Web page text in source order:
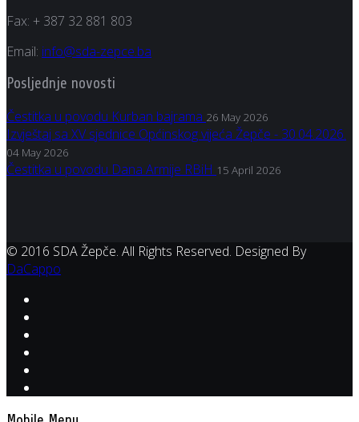
Fax: + 387 32 881 803
Email: info@sda-zepce.ba
Posljednje novosti
Čestitka u povodu Kurban bajrama 26 May 2026
Izvještaj sa XV sjednice Općinskog vijeća Žepče - 30.04.2026.
04 May 2026
Čestitka u povodu Dana Armije RBiH 15 April 2026
© 2016 SDA Žepče. All Rights Reserved. Designed By
DaCappo